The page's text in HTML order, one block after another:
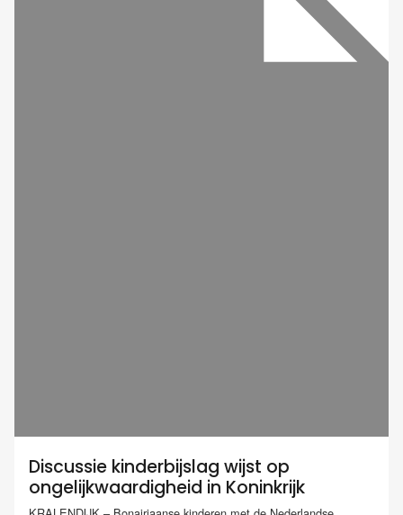
Discussie kinderbijslag wijst op
ongelijkwaardigheid in Koninkrijk